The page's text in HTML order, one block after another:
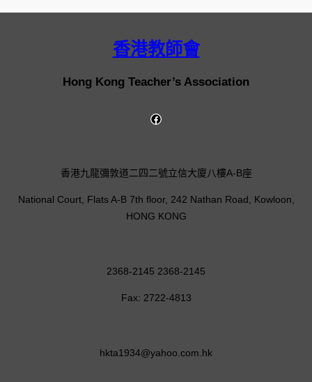
香港教師會
Hong Kong Teacher’s Association
香港九龍彌敦道二四二號立信大廈八樓A-B座
National Court, Flats A-B 7th floor, 242 Nathan Road, Kowloon,
HONG KONG
2368-2145 2368-2145
Fax: 2722-4813
hkta1934@yahoo.com.hk